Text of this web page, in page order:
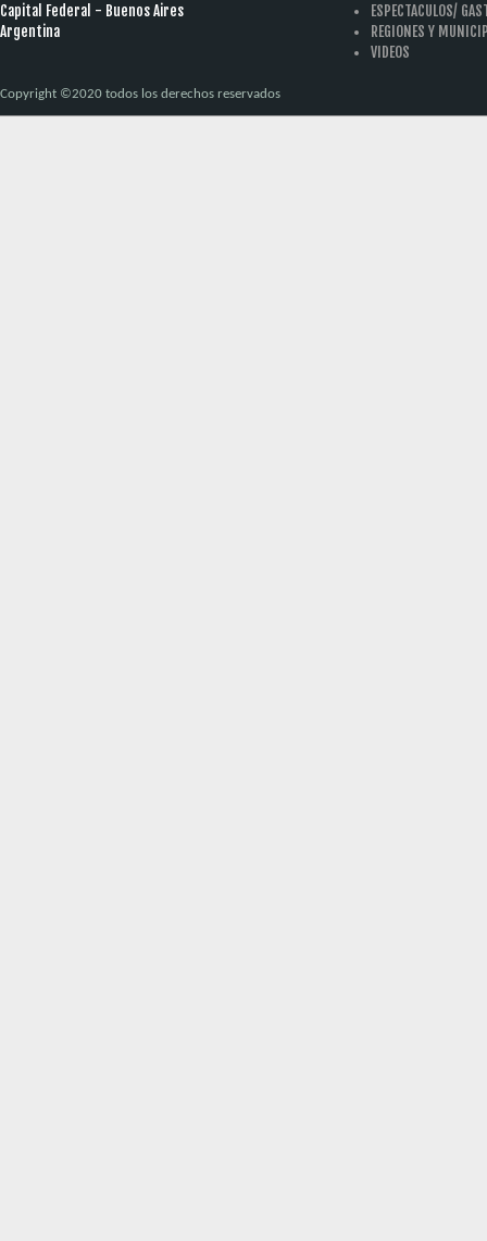
Capital Federal - Buenos Aires
Argentina
ESPECTACULOS/
REGIONES Y
VIDEOS
Copyright ©2020 todos los derechos reservados